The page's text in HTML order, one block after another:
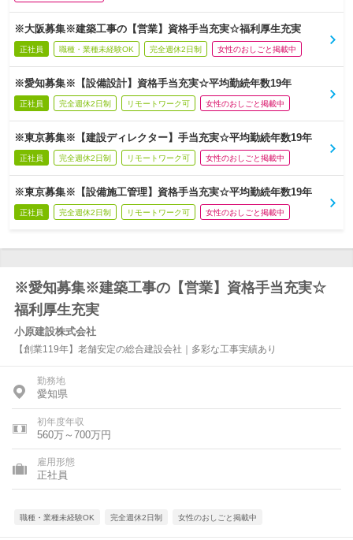
※大阪募集※建築工事の【営業】資格手当充実☆福利厚生充実
正社員 職種・業種未経験OK 完全週休2日制 女性のおしごと掲載中
※愛知募集※【設備設計】資格手当充実☆平均勤続年数19年
正社員 完全週休2日制 リモートワーク可 女性のおしごと掲載中
※東京募集※【建設ディレクター】手当充実☆平均勤続年数19年
正社員 完全週休2日制 リモートワーク可 女性のおしごと掲載中
※東京募集※【設備施工管理】資格手当充実☆平均勤続年数19年
正社員 完全週休2日制 リモートワーク可 女性のおしごと掲載中
※愛知募集※建築工事の【営業】資格手当充実☆
福利厚生充実
小原建設株式会社
【創業119年】老舗安定の総合建設会社｜多彩な工事実績あり
勤務地
愛知県
初年度年収
560万～700万円
雇用形態
正社員
職種・業種未経験OK 完全週休2日制 女性のおしごと掲載中